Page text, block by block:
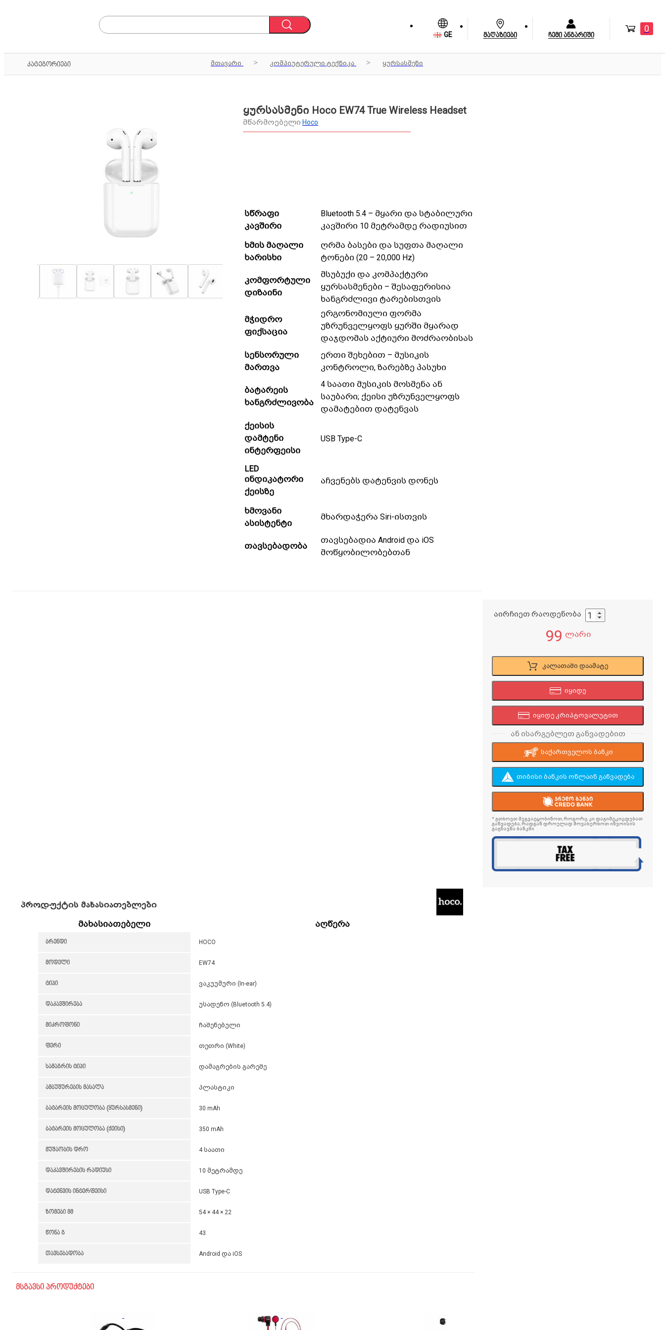
GE მაღაზიები ჩემი ანგარიში
0
კატეგორიები მთავარი კომპიუტერული ტექნიკა ყურსასმენი
ყურსასმენი Hoco EW74 True Wireless Headset
მწარმოებელი Hoco
სწრაფი
კავშირი
Bluetooth 5.4 – მყარი და სტაბილური
კავშირი 10 მეტრამდე რადიუსით
ხმის მაღალი
ხარისხი
ღრმა ბასები და სუფთა მაღალი
ტონები (20 – 20,000 Hz)
კომფორტული
დიზაინი
მსუბუქი და კომპაქტური
ყურსასმენები – შესაფერისია
ხანგრძლივი ტარებისთვის
მჭიდრო
ფიქსაცია
ერგონომიული ფორმა
უზრუნველყოფს ყურში მყარად
დაჯდომას აქტიური მოძრაობისას
სენსორული
მართვა
ერთი შეხებით – მუსიკის
კონტროლი, ზარებზე პასუხი
ბატარეის
ხანგრძლივობა
4 საათი მუსიკის მოსმენა ან
საუბარი; ქეისი უზრუნველყოფს
დამატებით დატენვას
ქეისის
დამტენი
ინტერფეისი
USB Type-C
LED
ინდიკატორი
ქეისზე
აჩვენებს დატენვის დონეს
ხმოვანი
ასისტენტი
მხარდაჭერა Siri-ისთვის
თავსებადობა
თავსებადია Android და iOS
მოწყობილობებთან
აირჩიეთ რაოდენობა
99 ლარი
კალათაში დაამატე
იყიდე
იყიდე კრიპტოვალუტით
ან ისარგებლეთ განვადებით
საქართველოს ბანკი
თიბისი ბანკის ონლაინ განვადება
* გთხოვთ შეგვატყობინოთ, როგორც კი დაგიმტკიცდებათ
განვადება, რადგან დროულად მოვახერხოთ ინვოისის
გაგზავნა ბანკში
პროდუქტის მახასიათებლები
მახასიათებელი აღწერა
ბრენდი HOCO
მოდელი EW74
ტიპი ვაკუუმური (In-ear)
დაკავშირება უსადენო (Bluetooth 5.4)
მიკროფონი ჩაშენებული
ფერი თეთრი (White)
სამაგრის ტიპი დამაგრების გარეშე
ამბუშურების მასალა პლასტიკი
ბატარეის მოცულობა (ყურსასმენი) 30 mAh
ბატარეის მოცულობა (ქეისი) 350 mAh
მუშაობის დრო 4 საათი
დაკავშირების რადიუსი 10 მეტრამდე
დატენვის ინტერფეისი USB Type-C
ზომები მმ 54 × 44 × 22
წონა გ 43
თავსებადობა Android და iOS
მსგავსი პროდუქტები